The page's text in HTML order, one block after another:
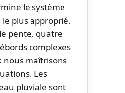
le système
le plus approprié.
pente, quatre
complexes
nous maîtrisons
Les
pluviale sont